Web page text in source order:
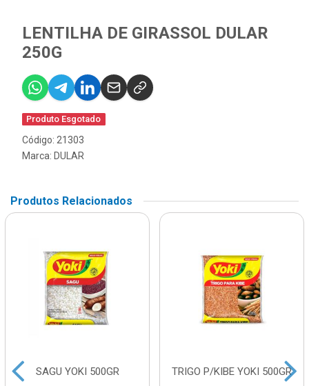
LENTILHA DE GIRASSOL DULAR
250G
Produto Esgotado
Código: 21303
Marca: DULAR
Produtos Relacionados
SAGU YOKI 500GR TRIGO P/KIBE YOKI 500GR